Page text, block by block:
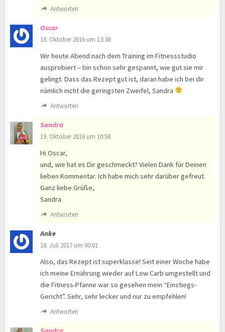
Antworten
Oscar
18. Oktober 2016 um 13:38
Wir heute Abend nach dem Training im Fitnessstudio
ausprobiert – bin schon sehr gespannt, wie gut sie mir
gelingt. Dass das Rezept gut ist, daran habe ich bei dir
nämlich nicht die geringsten Zweifel, Sandra
Antworten
Sandra
19. Oktober 2016 um 10:58
Hi Oscar,
und, wie hat es Dir geschmeckt? Vielen Dank für Deinen
lieben Kommentar. Ich habe mich sehr darüber gefreut.
Ganz liebe Grüße,
Sandra
Antworten
Anke
18. Juli 2017 um 00:01
Also, das Rezept ist superklasse! Seit einer Woche habe
ich meine Ernährung wieder auf Low Carb umgestellt und
die Fitness-Pfanne war so gesehen mein “Einstiegs-
Gericht”. Sehr, sehr lecker und nur zu empfehlen!
Antworten